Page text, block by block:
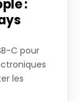
:
C pour
les